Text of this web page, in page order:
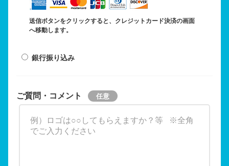
送信ボタンをクリックすると、クレジットカード決済の画面
へ移動します。
銀行振り込み
ご質問・コメント